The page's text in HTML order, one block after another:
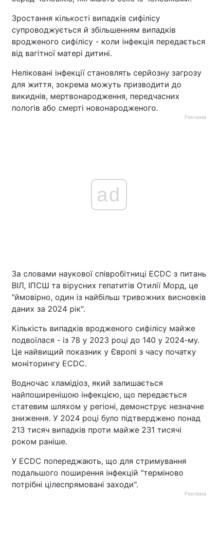
Зростання кількості випадків сифілісу
супроводжується й збільшенням випадків
вродженого сифілісу - коли інфекція передається
від вагітної матері дитині.
Неліковані інфекції становлять серйозну загрозу
для життя, зокрема можуть призводити до
викиднів, мертвонародження, передчасних
пологів або смерті новонародженого.
Реклама
ad
За словами наукової співробітниці ECDC з питань
ВІЛ, ІПСШ та вірусних гепатитів Отилії Морд, це
"ймовірно, один із найбільш тривожних висновків
даних за 2024 рік".
Кількість випадків вродженого сифілісу майже
подвоїлася - із 78 у 2023 році до 140 у 2024-му.
Це найвищий показник у Європі з часу початку
моніторингу ECDC.
Водночас хламідіоз, який залишається
найпоширенішою інфекцією, що передається
статевим шляхом у регіоні, демонструє незначне
зниження. У 2024 році було підтверджено понад
213 тисяч випадків проти майже 231 тисячі
роком раніше.
У ECDC попереджають, що для стримування
подальшого поширення інфекцій "терміново
потрібні цілеспрямовані заходи".
Реклама